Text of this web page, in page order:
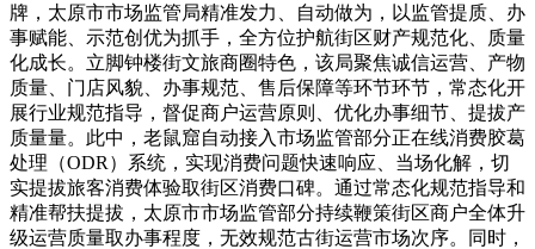
牌，太原市市场监管局精准发力、自动做为，以监管提质、办
事赋能、示范创优为抓手，全方位护航街区财产规范化、质量
化成长。立脚钟楼街文旅商圈特色，该局聚焦诚信运营、产物
质量、门店风貌、办事规范、售后保障等环节环节，常态化开
展行业规范指导，督促商户运营原则、优化办事细节、提拔产
质量量。此中，老鼠窟自动接入市场监管部分正在线消费胶葛
处理（ODR）系统，实现消费问题快速响应、当场化解，切
实提拔旅客消费体验取街区消费口碑。通过常态化规范指导和
精准帮扶提拔，太原市市场监管部分持续鞭策街区商户全体升
级运营质量取办事程度，无效规范古街运营市场次序。同时，